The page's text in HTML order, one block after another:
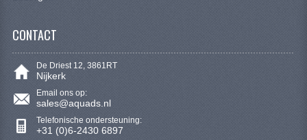
ACCESSOIRES
CONTACT
De Driest 12, 3861RT
Nijkerk
Email ons op:
sales@aquads.nl
Telefonische ondersteuning:
+31 (0)6-2430 6897